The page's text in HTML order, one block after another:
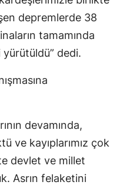
depremlerde 38
tamamında
dedi.
devamında,
ve kayıplarımız çok
devlet ve millet
Asrın felaketini